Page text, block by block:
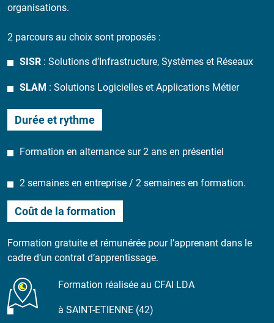
organisations.
2 parcours au choix sont proposés :
SISR : Solutions d’Infrastructure, Systèmes et Réseaux
SLAM : Solutions Logicielles et Applications Métier
Durée et rythme
Formation en alternance sur 2 ans en présentiel
2 semaines en entreprise / 2 semaines en formation.
Coût de la formation
Formation gratuite et rémunérée pour l’apprenant dans le
cadre d’un contrat d’apprentissage.
Formation réalisée au CFAI LDA
à SAINT-ETIENNE (42)